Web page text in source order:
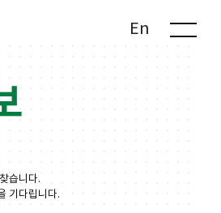
En
습니다.
기다립니다.